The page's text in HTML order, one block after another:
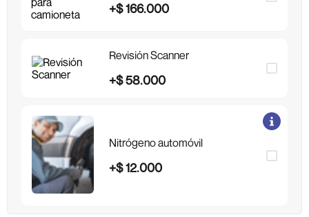
+$166.000
Revisión Scanner
+$58.000
Nitrógeno automóvil
+$12.000